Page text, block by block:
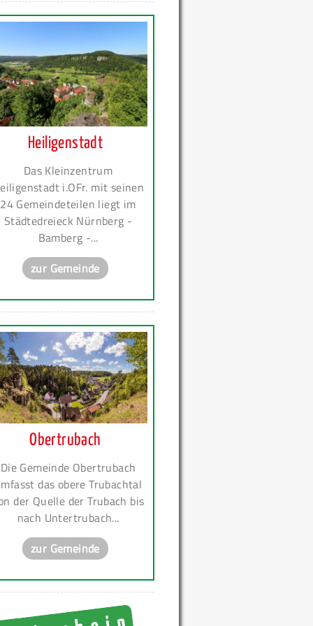
Heiligenstadt
Das Kleinzentrum
i.OFr. mit seinen
24 Gemeindeteilen liegt im
Städtedreieck Nürnberg -
Bamberg -...
zur Gemeinde
Obertrubach
Die Gemeinde Obertrubach
das obere Trubachtal
der Quelle der Trubach bis
nach Untertrubach...
zur Gemeinde